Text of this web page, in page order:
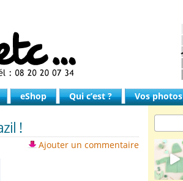
eShop Qui c’est ? Vos photos
!
Ajouter un commentaire